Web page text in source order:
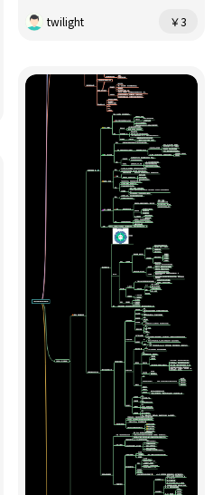
twilight
￥3